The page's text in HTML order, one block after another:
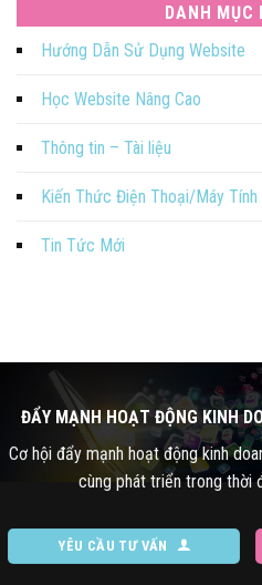
DANH MỤC
Hướng Dẫn Sử Dụng Website
Học Website Nâng Cao
Thông tin – Tài liệu
Kiến Thức Điện Thoại/Máy Tính
Tin Tức Mới
ĐẨY MẠNH HOẠT ĐỘNG KINH
Cơ hội đẩy mạnh hoạt động kinh
cùng phát triển trong thời
YÊU CẦU TƯ VẤN